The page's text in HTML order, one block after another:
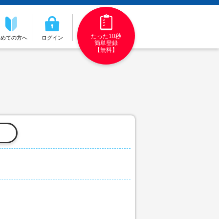
ての方へ ログイン
たった10秒
簡単登録
【無料】